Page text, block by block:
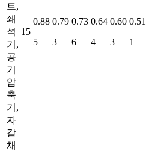
트,
쇄
석
기,
공
기
압
축
기,
자
갈
채
15
0.88
5
0.79
3
0.73
6
0.64
4
0.60
3
0.51
1